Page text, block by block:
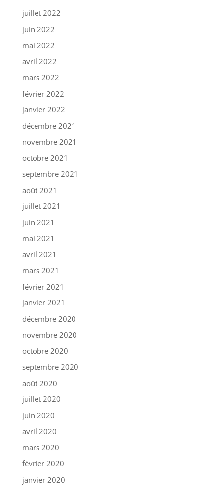
juillet 2022
juin 2022
mai 2022
avril 2022
mars 2022
février 2022
janvier 2022
décembre 2021
novembre 2021
octobre 2021
septembre 2021
août 2021
juillet 2021
juin 2021
mai 2021
avril 2021
mars 2021
février 2021
janvier 2021
décembre 2020
novembre 2020
octobre 2020
septembre 2020
août 2020
juillet 2020
juin 2020
avril 2020
mars 2020
février 2020
janvier 2020